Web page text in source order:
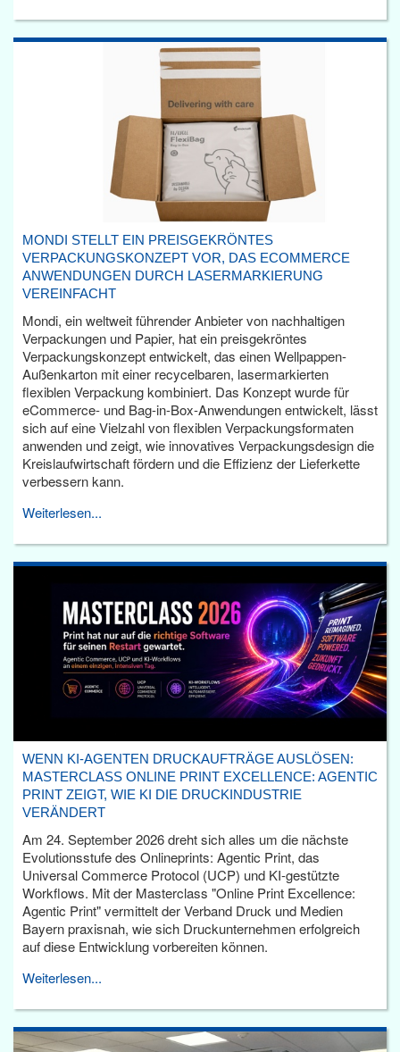
MONDI STELLT EIN PREISGEKRÖNTES
VERPACKUNGSKONZEPT VOR, DAS ECOMMERCE
ANWENDUNGEN DURCH LASERMARKIERUNG
VEREINFACHT
Mondi, ein weltweit führender Anbieter von nachhaltigen
Verpackungen und Papier, hat ein preisgekröntes
Verpackungskonzept entwickelt, das einen Wellpappen-
Außenkarton mit einer recycelbaren, lasermarkierten
flexiblen Verpackung kombiniert. Das Konzept wurde für
eCommerce- und Bag-in-Box-Anwendungen entwickelt, lässt
sich auf eine Vielzahl von flexiblen Verpackungsformaten
anwenden und zeigt, wie innovatives Verpackungsdesign die
Kreislaufwirtschaft fördern und die Effizienz der Lieferkette
verbessern kann.
Weiterlesen...
WENN KI-AGENTEN DRUCKAUFTRÄGE AUSLÖSEN:
MASTERCLASS ONLINE PRINT EXCELLENCE: AGENTIC
PRINT ZEIGT, WIE KI DIE DRUCKINDUSTRIE
VERÄNDERT
Am 24. September 2026 dreht sich alles um die nächste
Evolutionsstufe des Onlineprints: Agentic Print, das
Universal Commerce Protocol (UCP) und KI-gestützte
Workflows. Mit der Masterclass "Online Print Excellence:
Agentic Print" vermittelt der Verband Druck und Medien
Bayern praxisnah, wie sich Druckunternehmen erfolgreich
auf diese Entwicklung vorbereiten können.
Weiterlesen...